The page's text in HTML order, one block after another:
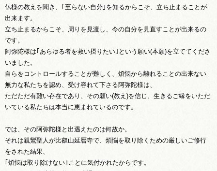
仏様の教えを聞き、｢至らない自分｣を知るからこそ、立ち止まることが
出来ます。
立ち止まるからこそ、周りを見渡し、今の自分を見直すことが出来るの
です。
阿弥陀様は｢あらゆる者を救い摂りたい｣という願い(本願)を立ててくださ
いました。
自らをコントロールすることが難しく、煩悩から離れることの出来ない
無力な私たちを認め、受け容れて下さる阿弥陀様は、
ただただ有難い存在であり、その願い(教え)を信じ、生きるご縁をいただ
いている私たちは本当に恵まれているのです。
では、その阿弥陀様と出遇えたのは何故か。
それは親鸞聖人が比叡山延暦寺で、煩悩を取り除くための厳しいご修行
をされた結果、
｢煩悩は取り除けない｣ことに気付かれたからです。